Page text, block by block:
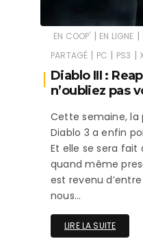
EN COOP' | EN LIGNE |
PARTAGÉ | PC | PS3 |
Diablo III :
n’oubliez pas
Cette semaine, la
Diablo 3 a enfin
Et elle se sera
quand même
est revenu
nous…
LIRE LA SUITE